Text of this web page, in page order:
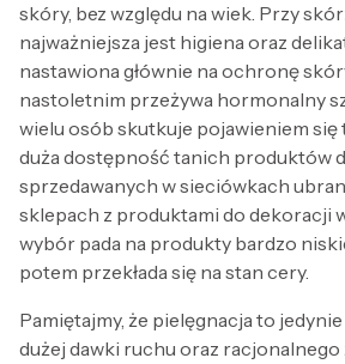
skóry, bez względu na wiek. Przy
najważniejsza jest higiena oraz
nastawiona głównie na ochronę
nastoletnim przeżywa hormonalny
wielu osób skutkuje pojawieniem się
duża dostępność tanich produktów
sprzedawanych w sieciówkach
sklepach z produktami do dekoracji
wybór pada na produkty bardzo
potem przekłada się na stan cery.
Pamiętajmy, że pielęgnacja to jedynie
dużej dawki ruchu oraz racjonalnego